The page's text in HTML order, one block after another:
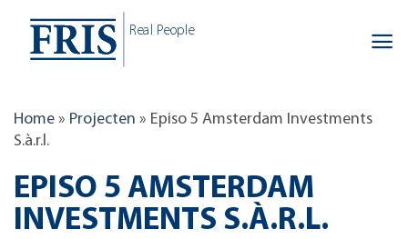
content
Real People
Home » Projecten » Episo 5 Amsterdam Investments
S.à.r.l.
EPISO 5 AMSTERDAM
INVESTMENTS S.À.R.L.